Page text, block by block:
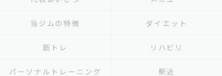
当ジムの特徴 ダイエット
筋トレ リハビリ
パーソナルトレーニング 駅近